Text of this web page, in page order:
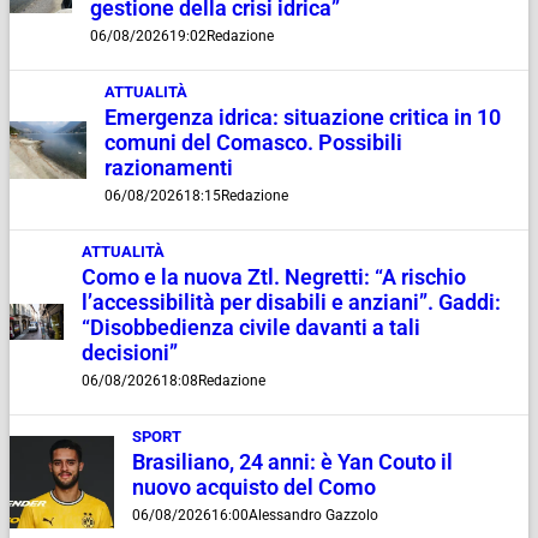
gestione della crisi idrica”
06/08/202619:02Redazione
ATTUALITÀ
Emergenza idrica: situazione critica in 10
comuni del Comasco. Possibili
razionamenti
06/08/202618:15Redazione
ATTUALITÀ
Como e la nuova Ztl. Negretti: “A rischio
l’accessibilità per disabili e anziani”. Gaddi:
“Disobbedienza civile davanti a tali
decisioni”
06/08/202618:08 Redazione
SPORT
Brasiliano, 24 anni: è Yan Couto il
nuovo acquisto del Como
06/08/202616:00Alessandro Gazzolo